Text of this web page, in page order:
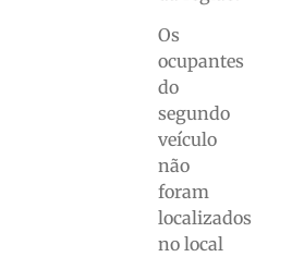
Os
ocupantes
do
segundo
veículo
não
foram
localizados
no local